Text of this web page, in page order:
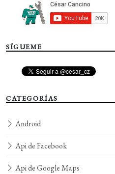
SÍGUEME
CATEGORÍAS
Android
Api de Facebook
Api de Google Maps